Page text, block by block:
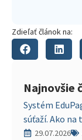
Zdieľať článok na:
Najnovšie
Systém
súťaží. Ako na
29.07.2026